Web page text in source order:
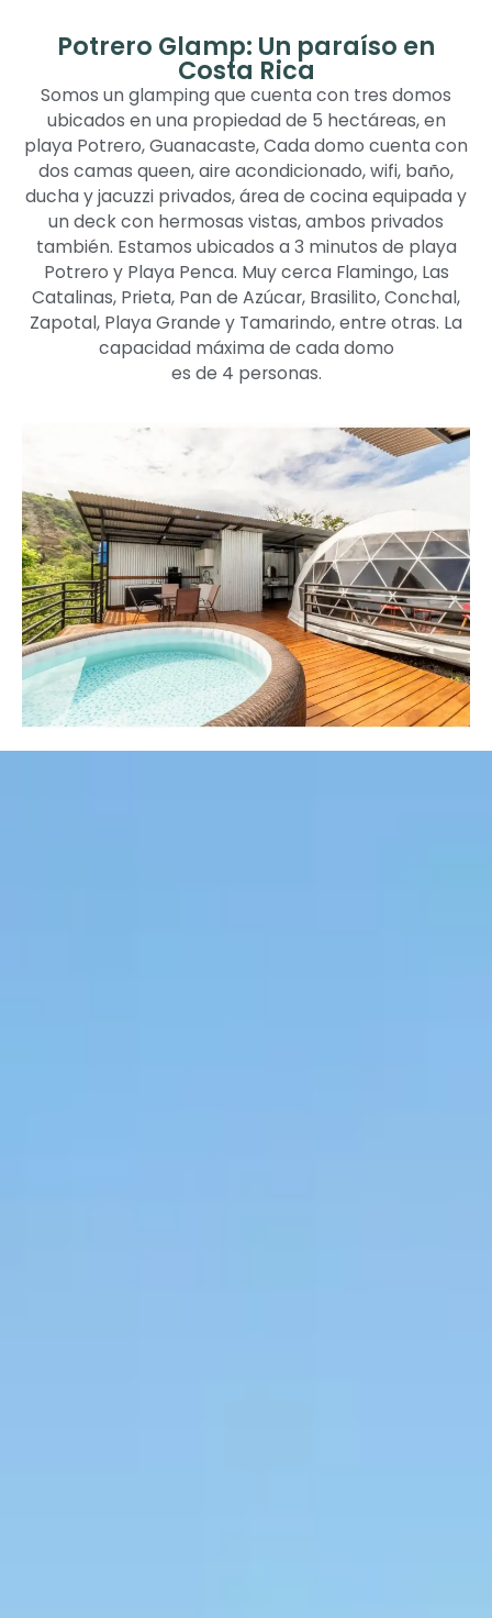
Potrero Glamp: Un paraíso en
Costa Rica
Somos un glamping que cuenta con tres domos
ubicados en una propiedad de 5 hectáreas, en
playa Potrero, Guanacaste, Cada domo cuenta con
dos camas queen, aire acondicionado, wifi, baño,
ducha y jacuzzi privados, área de cocina equipada y
un deck con hermosas vistas, ambos privados
también. Estamos ubicados a 3 minutos de playa
Potrero y Playa Penca. Muy cerca Flamingo, Las
Catalinas, Prieta, Pan de Azúcar, Brasilito, Conchal,
Zapotal, Playa Grande y Tamarindo, entre otras. La
capacidad máxima de cada domo
es de 4 personas.